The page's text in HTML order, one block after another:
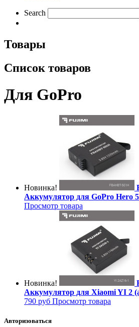
Search
Товары
Список товаров
Для GoPro
Новинка!
Аккумулятор для GoPro Hero
Просмотр товара
Новинка!
Аккумулятор для Xiaomi YI 2
790 руб Просмотр товара
Авторизоваться